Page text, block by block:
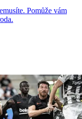
Pomůže vám